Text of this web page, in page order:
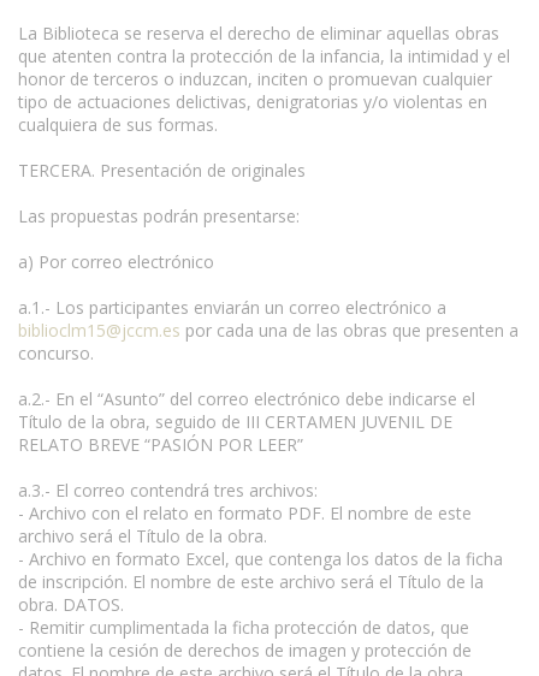
La Biblioteca se reserva el derecho de eliminar aquellas obras
que atenten contra la protección de la infancia, la intimidad y el
honor de terceros o induzcan, inciten o promuevan cualquier
tipo de actuaciones delictivas, denigratorias y/o violentas en
cualquiera de sus formas.
TERCERA. Presentación de originales
Las propuestas podrán presentarse:
a) Por correo electrónico
a.1.- Los participantes enviarán un correo electrónico a
biblioclm15@jccm.es por cada una de las obras que presenten a
concurso.
a.2.- En el “Asunto” del correo electrónico debe indicarse el
Título de la obra, seguido de III CERTAMEN JUVENIL DE
RELATO BREVE “PASIÓN POR LEER”
a.3.- El correo contendrá tres archivos:
- Archivo con el relato en formato PDF. El nombre de este
archivo será el Título de la obra.
- Archivo en formato Excel, que contenga los datos de la ficha
de inscripción. El nombre de este archivo será el Título de la
obra. DATOS.
- Remitir cumplimentada la ficha protección de datos, que
contiene la cesión de derechos de imagen y protección de